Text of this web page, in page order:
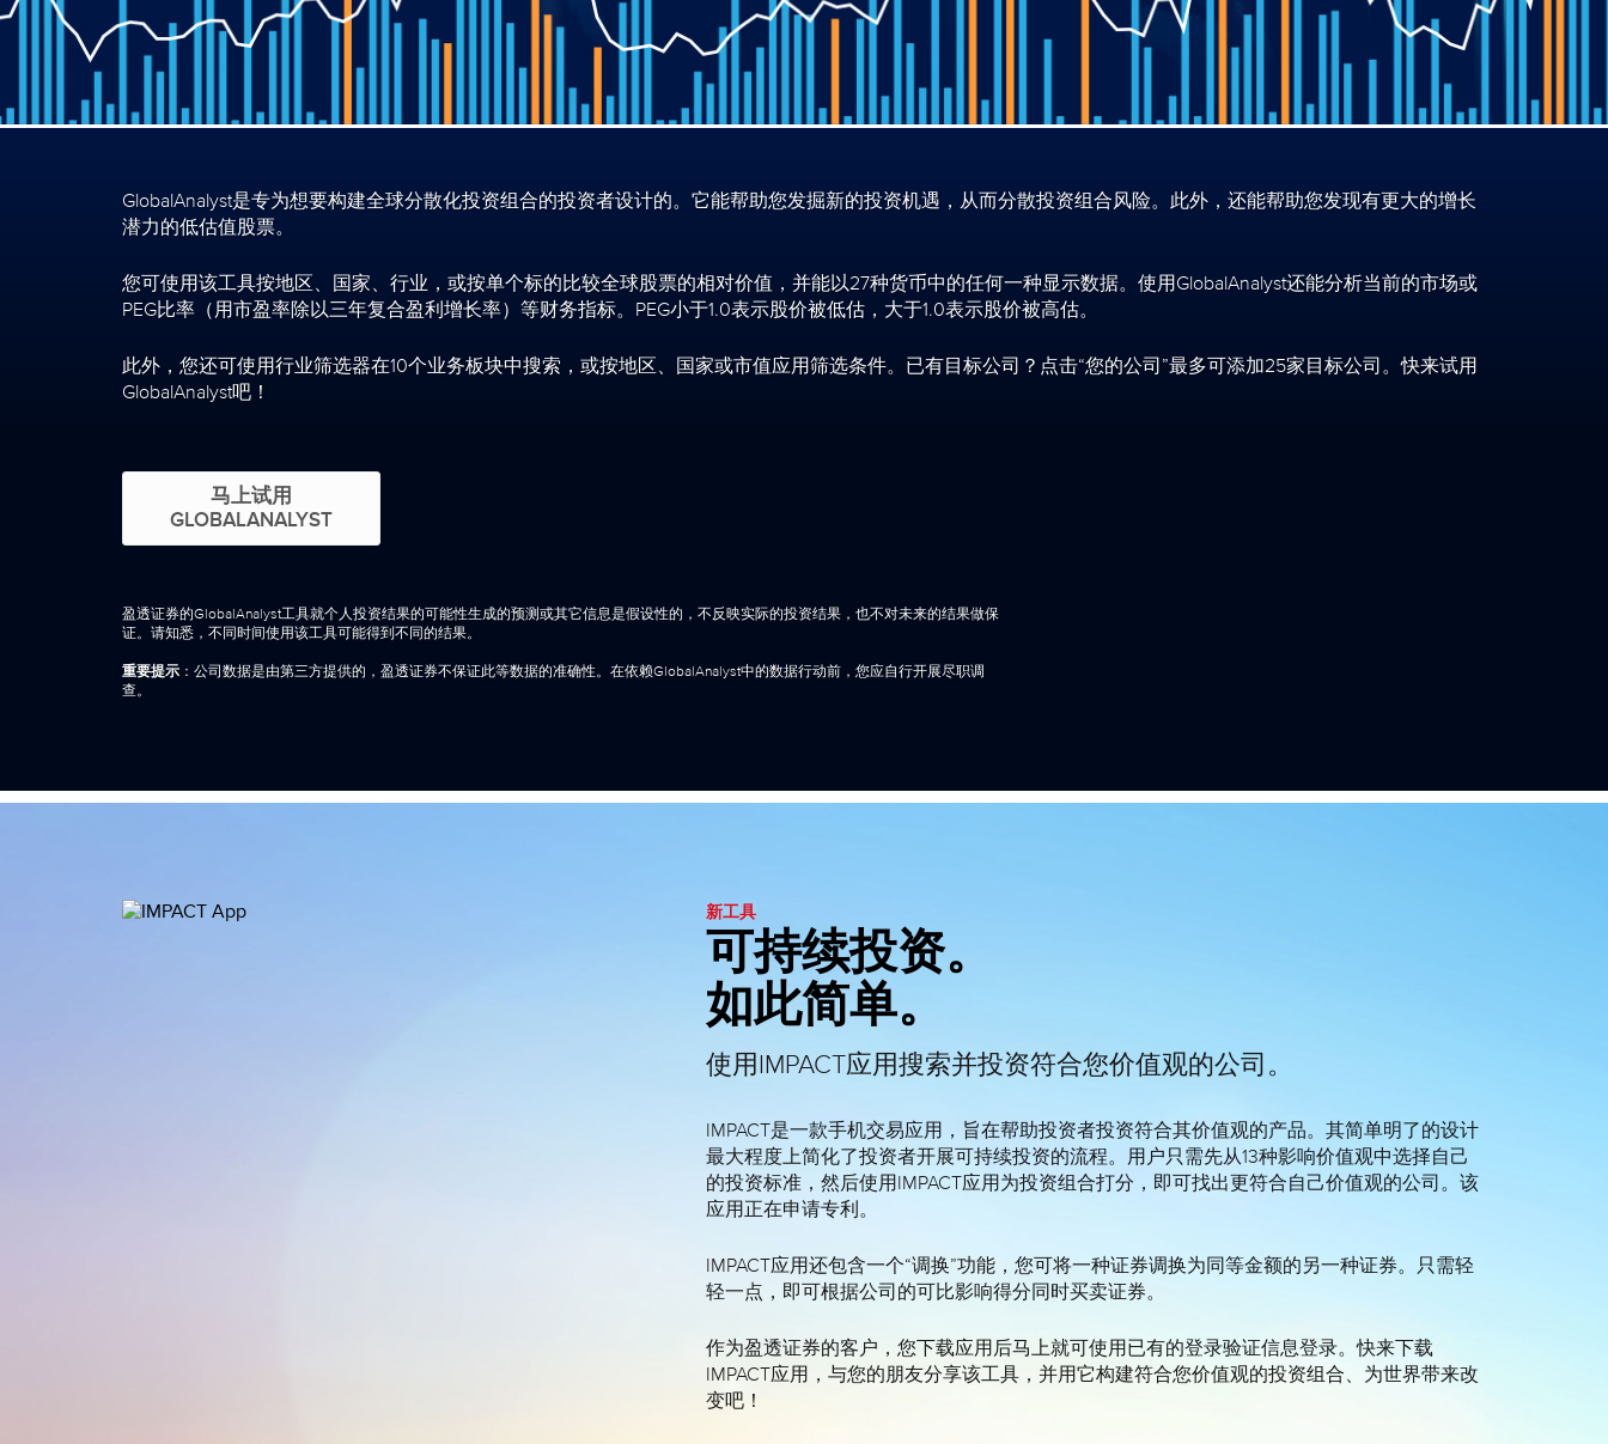
GlobalAnalyst是专为想要构建全球分散化投资组合的投资者设计的。它能帮助您发掘新的投资机遇，从而分散投资组合风险。此外，还能帮助您发现有更大的增长
潜力的低估值股票。
您可使用该工具按地区、国家、行业，或按单个标的比较全球股票的相对价值，并能以27种货币中的任何一种显示数据。使用GlobalAnalyst还能分析当前的市场或
PEG比率（用市盈率除以三年复合盈利增长率）等财务指标。PEG小于1.0表示股价被低估，大于1.0表示股价被高估。
此外，您还可使用行业筛选器在10个业务板块中搜索，或按地区、国家或市值应用筛选条件。已有目标公司？点击“您的公司”最多可添加25家目标公司。快来试用
GlobalAnalyst吧！
马上试用
GLOBALANALYST
盈透证券的GlobalAnalyst工具就个人投资结果的可能性生成的预测或其它信息是假设性的，不反映实际的投资结果，也不对未来的结果做保
证。请知悉，不同时间使用该工具可能得到不同的结果。
重要提示 ：公司数据是由第三方提供的，盈透证券不保证此等数据的准确性。在依赖GlobalAnalyst中的数据行动前，您应自行开展尽职调
查。
新工具
可持续投资。
如此简单。
使用IMPACT应用搜索并投资符合您价值观的公司。
IMPACT是一款手机交易应用，旨在帮助投资者投资符合其价值观的产品。其简单明了的设计
最大程度上简化了投资者开展可持续投资的流程。用户只需先从13种影响价值观中选择自己
的投资标准，然后使用IMPACT应用为投资组合打分，即可找出更符合自己价值观的公司。该
应用正在申请专利。
IMPACT应用还包含一个“调换”功能，您可将一种证券调换为同等金额的另一种证券。只需轻
轻一点，即可根据公司的可比影响得分同时买卖证券。
作为盈透证券的客户，您下载应用后马上就可使用已有的登录验证信息登录。快来下载
IMPACT应用，与您的朋友分享该工具，并用它构建符合您价值观的投资组合、为世界带来改
变吧！